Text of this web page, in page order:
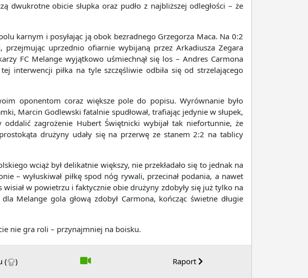
dwukrotne obicie słupka oraz pudło z najbliższej odległości – że
karnym i posyłając ją obok bezradnego Grzegorza Maca. Na 0:2
przejmując uprzednio ofiarnie wybijaną przez Arkadiusza Zegara
FC Melange wyjątkowo uśmiechnął się los – Andres Carmona
interwencji piłka na tyle szczęśliwie odbiła się od strzelającego
oponentom coraz większe pole do popisu. Wyrównanie było
Marcin Godlewski fatalnie spudłował, trafiając jedynie w słupek,
zagrożenie Hubert Świętnicki wybijał tak niefortunnie, że
drużyny udały się na przerwę ze stanem 2:2 na tablicy
wciąż był delikatnie większy, nie przekładało się to jednak na
– wyłuskiwał piłkę spod nóg rywali, przecinał podania, a nawet
w powietrzu i faktycznie obie drużyny zdobyły się już tylko na
Melange gola głową zdobył Carmona, kończąc świetne długie
nie gra roli – przynajmniej na boisku.
( ) Raport